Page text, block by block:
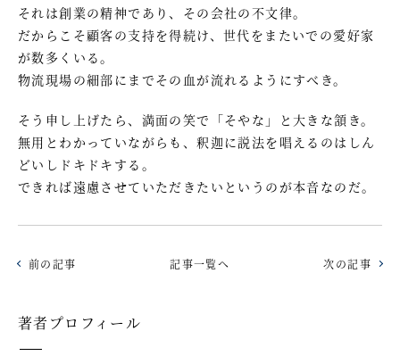
それは創業の精神であり、その会社の不文律。
だからこそ顧客の支持を得続け、世代をまたいでの愛好家
が数多くいる。
物流現場の細部にまでその血が流れるようにすべき。
そう申し上げたら、満面の笑で「そやな」と大きな頷き。
無用とわかっていながらも、釈迦に説法を唱えるのはしん
どいしドキドキする。
できれば遠慮させていただきたいというのが本音なのだ。
前の記事 記事一覧へ 次の記事
著者プロフィール